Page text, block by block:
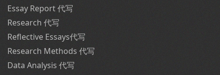
Essay Report 代写
Research 代写
Reflective Essays代写
Research Methods 代写
Data Analysis 代写